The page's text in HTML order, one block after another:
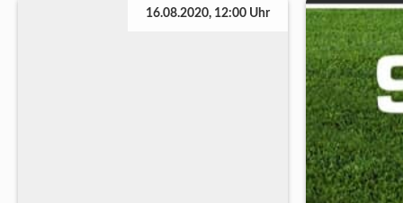
16.08.2020, 12:00 Uhr